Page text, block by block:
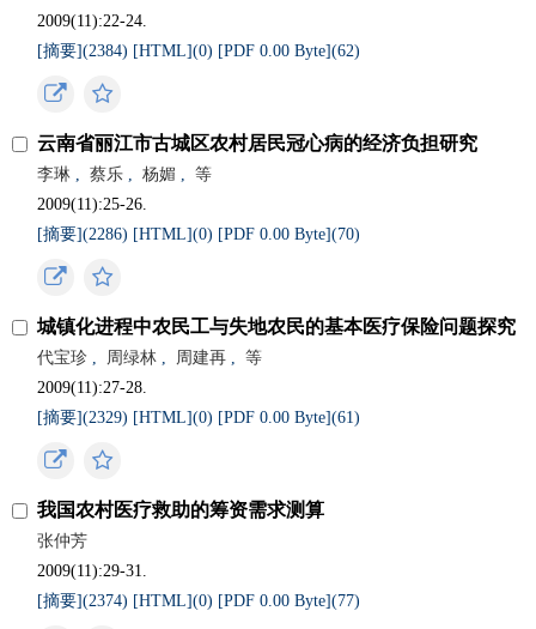
2009(11):22-24.
[摘要](2384) [HTML](0) [PDF 0.00 Byte](62)
云南省丽江市古城区农村居民冠心病的经济负担研究
李琳 , 蔡乐 , 杨媚 ,
等
2009(11):25-26.
[摘要](2286) [HTML](0) [PDF 0.00 Byte](70)
城镇化进程中农民工与失地农民的基本医疗保险问题探究
代宝珍 , 周绿林 , 周建再 ,
等
2009(11):27-28.
[摘要](2329) [HTML](0) [PDF 0.00 Byte](61)
我国农村医疗救助的筹资需求测算
张仲芳
2009(11):29-31.
[摘要](2374) [HTML](0) [PDF 0.00 Byte](77)